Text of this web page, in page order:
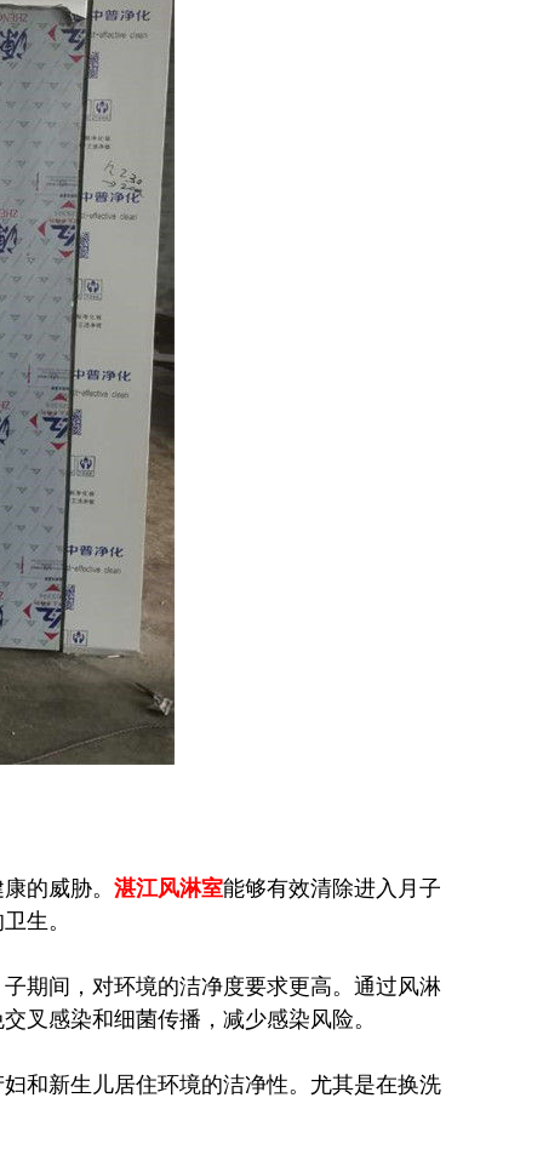
的威胁。 湛江风淋室能够有效清除进入月子
生。
期间，对环境的洁净度要求更高。通过风淋
叉感染和细菌传播，减少感染风险。
和新生儿居住环境的洁净性。尤其是在换洗